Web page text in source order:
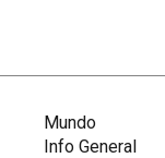
Mundo
Info General